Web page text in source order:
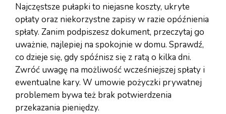
Najczęstsze pułapki to niejasne koszty, ukryte
opłaty oraz niekorzystne zapisy w razie opóźnienia
spłaty. Zanim podpiszesz dokument, przeczytaj go
uważnie, najlepiej na spokojnie w domu. Sprawdź,
co dzieje się, gdy spóźnisz się z ratą o kilka dni.
Zwróć uwagę na możliwość wcześniejszej spłaty i
ewentualne kary. W umowie pożyczki prywatnej
problemem bywa też brak potwierdzenia
przekazania pieniędzy.